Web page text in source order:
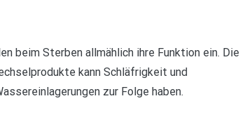
beim Sterben allmählich ihre Funktion ein. Die
kann Schläfrigkeit und
zur Folge haben.